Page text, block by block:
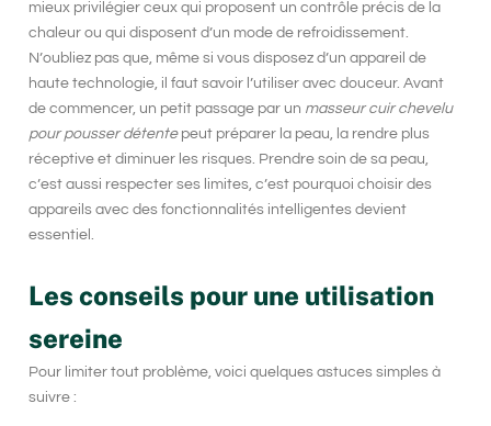
mieux privilégier ceux qui proposent un contrôle précis de la
chaleur ou qui disposent d’un mode de refroidissement.
N’oubliez pas que, même si vous disposez d’un appareil de
haute technologie, il faut savoir l’utiliser avec douceur. Avant
de commencer, un petit passage par un masseur cuir chevelu
pour pousser détentepeut préparer la peau, la rendre plus
réceptive et diminuer les risques. Prendre soin de sa peau,
c’est aussi respecter ses limites, c’est pourquoi choisir des
appareils avec des fonctionnalités intelligentes devient
essentiel.
Les conseils pour une utilisation
sereine
Pour limiter tout problème, voici quelques astuces simples à
suivre :